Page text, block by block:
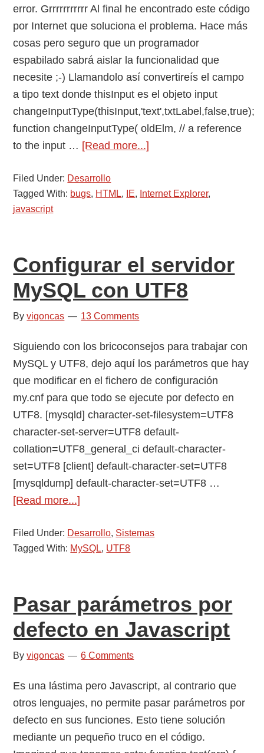
error. Grrrrrrrrrrr Al final he encontrado este código
por Internet que soluciona el problema. Hace más
cosas pero seguro que un programador
espabilado sabrá aislar la funcionalidad que
necesite ;-) Llamandolo así convertireís el campo
a tipo text donde thisInput es el objeto input
changeInputType(thisInput,'text',txtLabel,false,true);
function changeInputType( oldElm, // a reference
to the input … [Read more...]
cambiar
un
input
password
Explorer
Filed Under: Desarrollo
Tagged With: bugs, HTML, IE, Internet Explorer,
javascript
Configurar el servidor
MySQL con UTF8
Byvigoncas 13 Comments
Siguiendo con los bricoconsejos para trabajar con
MySQL y UTF8, dejo aquí los parámetros que hay
que modificar en el fichero de configuración
my.cnf para que todo se ejecute por defecto en
UTF8. [mysqld] character-set-filesystem=UTF8
character-set-server=UTF8 default-
collation=UTF8_general_ci default-character-
set=UTF8 [client] default-character-set=UTF8
[mysqldump] default-character-set=UTF8 …
[Read more...]
el
servidor
UTF8
Filed Under: Desarrollo, Sistemas
Tagged With: MySQL, UTF8
Pasar parámetros por
defecto en Javascript
Byvigoncas 6 Comments
Es una lástima pero Javascript, al contrario que
otros lenguajes, no permite pasar parámetros por
defecto en sus funciones. Esto tiene solución
mediante un pequeño truco en el código.